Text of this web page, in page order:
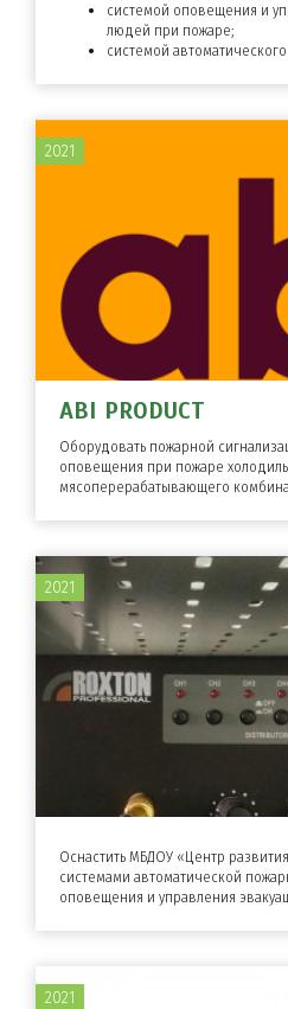
системой оповещения и
людей при пожаре;
системой
ABI PRODUCT
Оборудовать пожарной
оповещения при пожаре
мясоперерабатывающего
2021
Оснастить МБДОУ «Центр
системами автоматической
оповещения и управления
2021
2021